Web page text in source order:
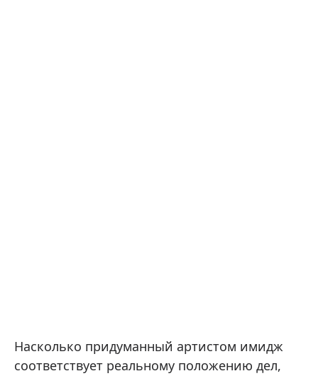
Насколько придуманный артистом имидж
соответствует реальному положению дел,